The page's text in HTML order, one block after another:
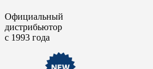
Официальный
дистрибьютор
с 1993 года